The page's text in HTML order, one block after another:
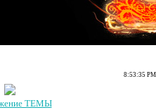
8:53:35 PM
ТЕМЫ